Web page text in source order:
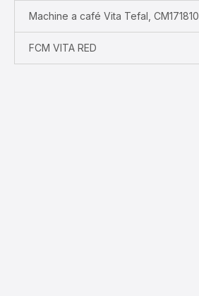
Machine a café Vita Tefal, CM171810
FCM VITA RED